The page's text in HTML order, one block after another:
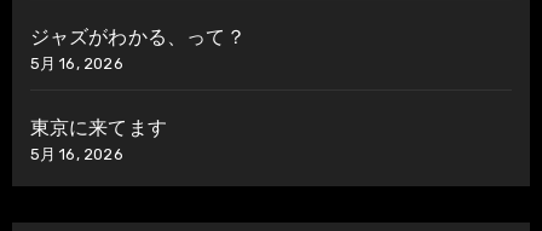
ジャズがわかる、って？
5月 16, 2026
東京に来てます
5月 16, 2026